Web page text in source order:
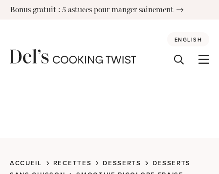
SkipBonus gratuit : 5 astuces pour manger sainement
ENGLISH
ACCUEIL RECETTES DESSERTS
DESSERTS